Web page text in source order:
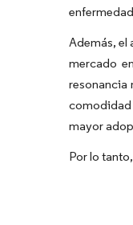
Además, el
mercado
resonancia
comodidad
mayor
Por lo